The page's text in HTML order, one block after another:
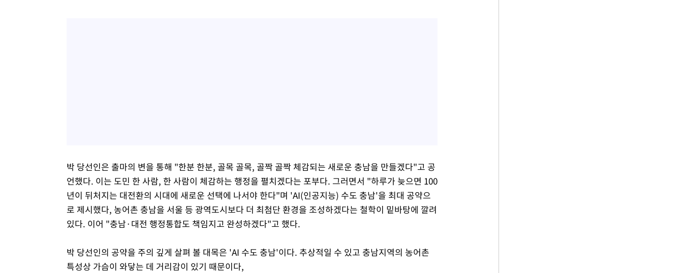
박 당선인은 출마의 변을 통해 "한분 한분, 골목 골목, 골짝 골짝 체감되는 새로운 충남을 만들겠다"고 공
언했다. 이는 도민 한 사람, 한 사람이 체감하는 행정을 펼치겠다는 포부다. 그러면서 "하루가 늦으면 100
년이 뒤처지는 대전환의 시대에 새로운 선택에 나서야 한다"며 'AI(인공지능) 수도 충남'을 최대 공약으
로 제시했다, 농어촌 충남을 서울 등 광역도시보다 더 최첨단 환경을 조성하겠다는 철학이 밑바탕에 깔려
있다. 이어 "충남·대전 행정통합도 책임지고 완성하겠다"고 했다.
박 당선인의 공약을 주의 깊게 살펴 볼 대목은 'AI 수도 충남'이다. 추상적일 수 있고 충남지역의 농어촌
특성상 가슴이 와닿는 데 거리감이 있기 때문이다,